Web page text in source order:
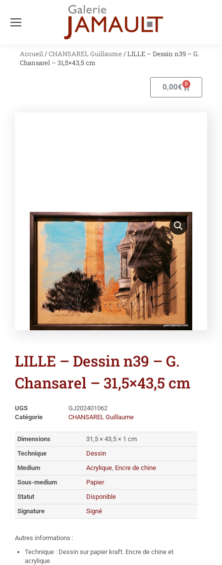
Accueil/CHANSAREL Guillaume/ LILLE – Dessin n39 – G.
Chansarel – 31,5×43,5 cm
0,00€ 0
LILLE – Dessin n39 – G.
Chansarel – 31,5×43,5 cm
UGS
GJ202401062
Catégorie
CHANSAREL Guillaume
Dimensions
31,5 × 43,5 × 1 cm
Technique
Dessin
Medium
Acrylique Encre de chine
Sous-medium
Papier
Statut
Disponible
Signature
Signé
Autres informations :
Technique : Dessin sur papier kraft. Encre de chine et
acrylique